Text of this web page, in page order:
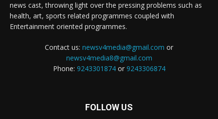
news cast, throwing light over the pressing problems such as
health, art, sports related programmes coupled with
Entertainment oriented programmes.
Contact us: newsv4media@gmail.com or
newsv4media8@gmail.com
Phone: 9243301874or 9243306874
FOLLOW US